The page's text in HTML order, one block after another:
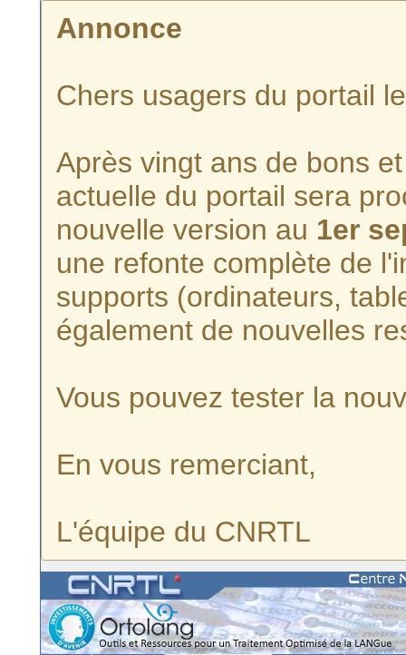
Annonce
Chers usagers du portail
Après vingt ans de bons
actuelle du portail sera
nouvelle version au 1er
une refonte complète de
supports (ordinateurs,
également de nouvelles
Vous pouvez tester la
En vous remerciant,
L'équipe du CNRTL